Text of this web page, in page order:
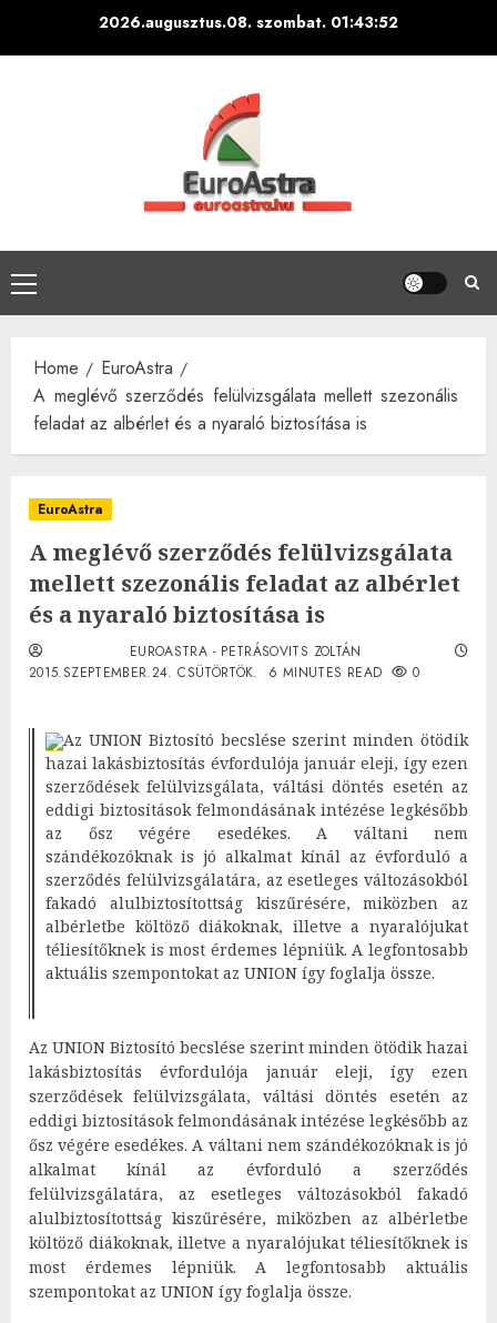
2026.augusztus.08. szombat. 01:43:53
Primary
Menu
Home
EuroAstra
A meglévő szerződés felülvizsgálata mellett szezonális
feladat az albérlet és a nyaraló biztosítása is
EuroAstra
A meglévő szerződés felülvizsgálata
mellett szezonális feladat az albérlet
és a nyaraló biztosítása is
EUROASTRA - PETRÁSOVITS ZOLTÁN
2015.SZEPTEMBER.24. CSÜTÖRTÖK.
6 MINUTES READ 0
Az UNION Biztosító becslése szerint minden ötödik
hazai lakásbiztosítás évfordulója január eleji, így ezen
szerződések felülvizsgálata, váltási döntés esetén az
eddigi biztosítások felmondásának intézése legkésőbb
az ősz végére esedékes. A váltani nem
szándékozóknak is jó alkalmat kínál az évforduló a
szerződés felülvizsgálatára, az esetleges változásokból
fakadó alulbiztosítottság kiszűrésére, miközben az
albérletbe költöző diákoknak, illetve a nyaralójukat
téliesítőknek is most érdemes lépniük. A legfontosabb
aktuális szempontokat az UNION így foglalja össze.
Az UNION Biztosító becslése szerint minden ötödik hazai
lakásbiztosítás évfordulója január eleji, így ezen
szerződések felülvizsgálata, váltási döntés esetén az
eddigi biztosítások felmondásának intézése legkésőbb az
ősz végére esedékes. A váltani nem szándékozóknak is jó
alkalmat kínál az évforduló a szerződés
felülvizsgálatára, az esetleges változásokból fakadó
alulbiztosítottság kiszűrésére, miközben az albérletbe
költöző diákoknak, illetve a nyaralójukat téliesítőknek is
most érdemes lépniük. A legfontosabb aktuális
szempontokat az UNION így foglalja össze.